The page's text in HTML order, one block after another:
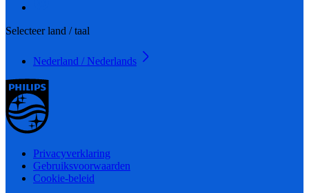
Selecteer land / taal
Nederland / Nederlands
Privacyverklaring
Gebruiksvoorwaarden
Cookie-beleid